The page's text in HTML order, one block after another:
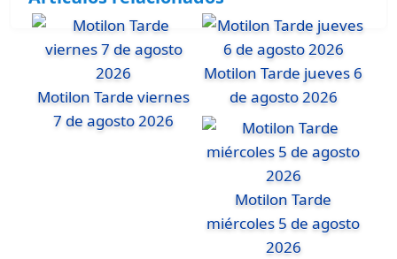
Motilon Tarde viernes
7 de agosto 2026
Motilon Tarde jueves 6
de agosto 2026
Motilon Tarde
miércoles 5 de agosto
2026